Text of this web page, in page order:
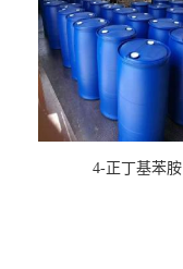
4-正丁基苯胺